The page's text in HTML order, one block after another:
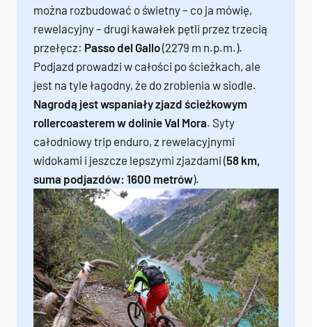
można rozbudować o świetny – co ja mówię,
rewelacyjny – drugi kawałek pętli przez trzecią
przełęcz: Passo del Gallo(2279 m n.p.m.).
Podjazd prowadzi w całości po ścieżkach, ale
jest na tyle łagodny, że do zrobienia w siodle.
Nagrodą jest wspaniały zjazd ścieżkowym
rollercoasterem w dolinie Val Mora. Syty
całodniowy trip enduro, z rewelacyjnymi
widokami i jeszcze lepszymi zjazdami (58 km,
suma podjazdów: 1600 metrów).